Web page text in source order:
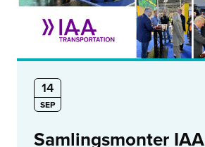
14
SEP
Samlingsmonter IAA